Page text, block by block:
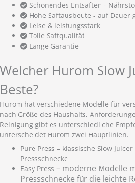
Schonendes Entsaften -
Hohe Saftausbeute - auf Dauer
Leise & leistungsstark
Tolle Saftqualität
Lange Garantie
Welcher Hurom Slow
Beste?
Hurom hat verschiedene Modelle für
nach Größe des Haushalts,
Reinigung gibt es unterschiedliche
unterscheidet Hurom zwei Hauptlinien.
Pure Press – klassische Slow
Pressschnecke
Easy Press – moderne Modelle
Pressschnecke für die leichte